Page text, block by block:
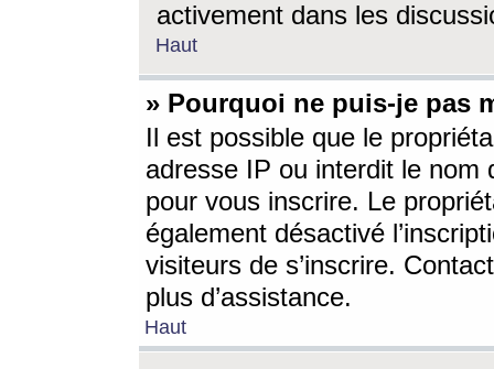
activement dans les
Haut
» Pourquoi ne puis-je pas
Il est possible que le
adresse IP ou interdit le nom
pour vous inscrire. Le
également désactivé
visiteurs de s’inscrire.
plus d’assistance.
Haut